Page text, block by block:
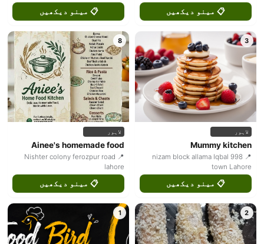
📋 مینو دیکھیں 📋 مینو دیکھیں
3
لاہور
Mummy kitchen
📍 998 nizam block allama Iqbal
town Lahore
📋 مینو دیکھیں
8
لاہور
Ainee's homemade food
📍 Nishter colony ferozpur road
lahore
📋 مینو دیکھیں
2
1